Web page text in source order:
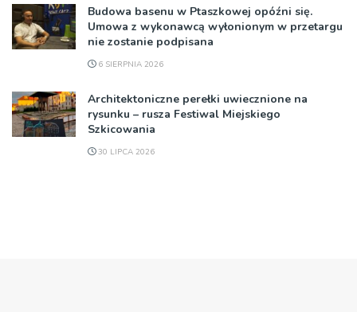
Budowa basenu w Ptaszkowej opóźni się.
Umowa z wykonawcą wyłonionym w przetargu
nie zostanie podpisana
6 SIERPNIA 2026
Architektoniczne perełki uwiecznione na
rysunku – rusza Festiwal Miejskiego
Szkicowania
30 LIPCA 2026